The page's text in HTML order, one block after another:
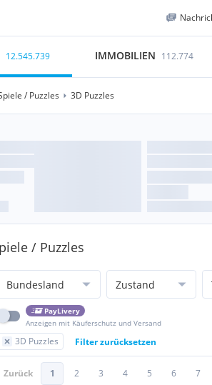
12.545.739 IMMOBILIEN 112.774
/ Puzzles 3D Puzzles
/ Puzzles
Bundesland Zustand
PayLivery
Anzeigen mit Käuferschutz und Versand
3D Puzzles Filter zurücksetzen
Zurück 1 2 3 4 5 6 7